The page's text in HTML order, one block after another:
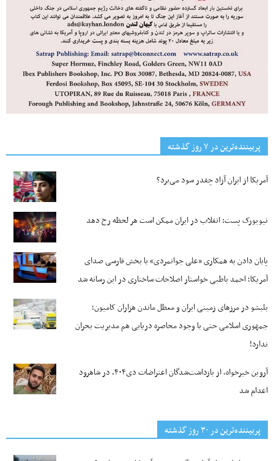
پربیننده‌ترین‌ در ۷ روز گذشته
آمریکا از ایران آزاد چقدر سود می‌برد؟
نیویورک پست: انقلاب در ایران ممکن است هر لحظه رخ دهد
پایان دادن به همکاری «علی جوانمردی» با بخش فارسی صدای
آمریکا؛ احمد باطبی خواستار اصلاحات ساختاری در این رسانه شد
بلبشو در مرزهای زمینی ایران و معطل ماندن هزاران کامیون؛
جمهوری اسلامی حتی با وجود محاصره دریایی هم مدیریت بحران
ندارد!
آروین خیرخواه، از بازداشت‌شدگان اعتراضات دی۴۰۴، در شاهرود
اعدام شد
پربیننده‌ترین‌ در ۳۰ روز گذشته